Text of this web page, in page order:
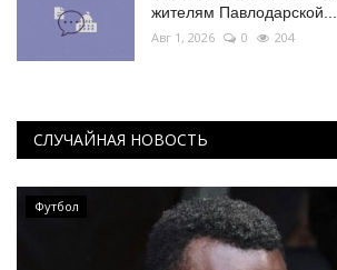
жителям Павлодарской...
Авг 1, 2026 0 204
СЛУЧАЙНАЯ НОВОСТЬ
Футбол